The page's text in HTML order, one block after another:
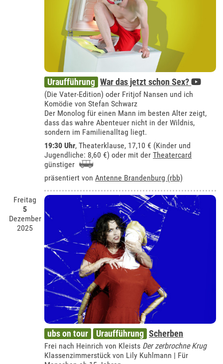
Uraufführung War das jetzt schon Sex?
(Die Vater-Edition) oder Fritjof Nansen und ich
Komödie von Stefan Schwarz
Der Monolog für einen Mann im besten Alter zeigt,
dass das wahre Abenteuer nicht in der Wildnis,
sondern im Familienalltag liegt.
19:30 Uhr,Theaterklause, 17,10 € (Kinder und
Jugendliche: 8,60 €) oder mit derTheatercard
günstiger
präsentiert vonAntenne Brandenburg (rbb)
Freitag
5
Dezember
2025
ubs on tour Uraufführung Scherben
Frei nach Heinrich von Kleists Der zerbrochne Krug
Klassenzimmerstück von Lily Kuhlmann | Für